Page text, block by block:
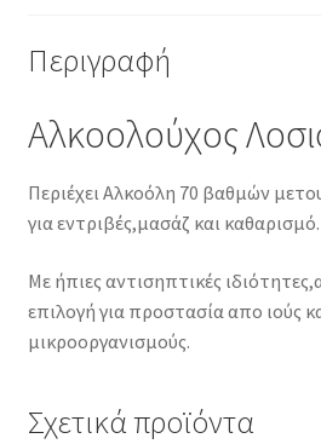
Περιγραφή
Αλκοολούχος
Περιέχει Αλκοόλη 70 βαθμών
για εντριβές,μασάζ και καθαρισμό.
Με ήπιες αντισηπτικές
επιλογή για προστασία απο ιούς
μικροοργανισμούς.
Σχετικά προϊόντα